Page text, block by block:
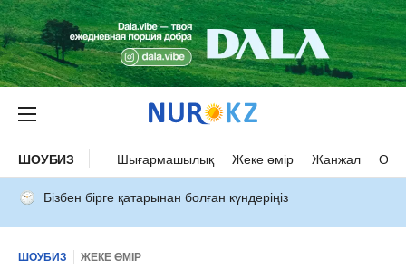
ШОУБИЗ Шығармашылық Жеке өмір Жанжал
Бізбен бірге қатарынан болған күндеріңіз
ШОУБИЗ ЖЕКЕ ӨМІР